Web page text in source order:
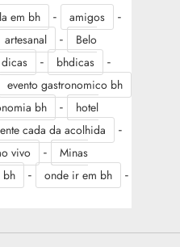
em bh - amigos -
artesanal -
Belo
- bhdicas -
evento gastronomico bh
bh -
hotel
cada da acolhida -
vivo -
Minas
bh - onde ir em bh -